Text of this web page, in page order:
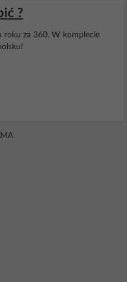
?
roku za 360. W komplecie